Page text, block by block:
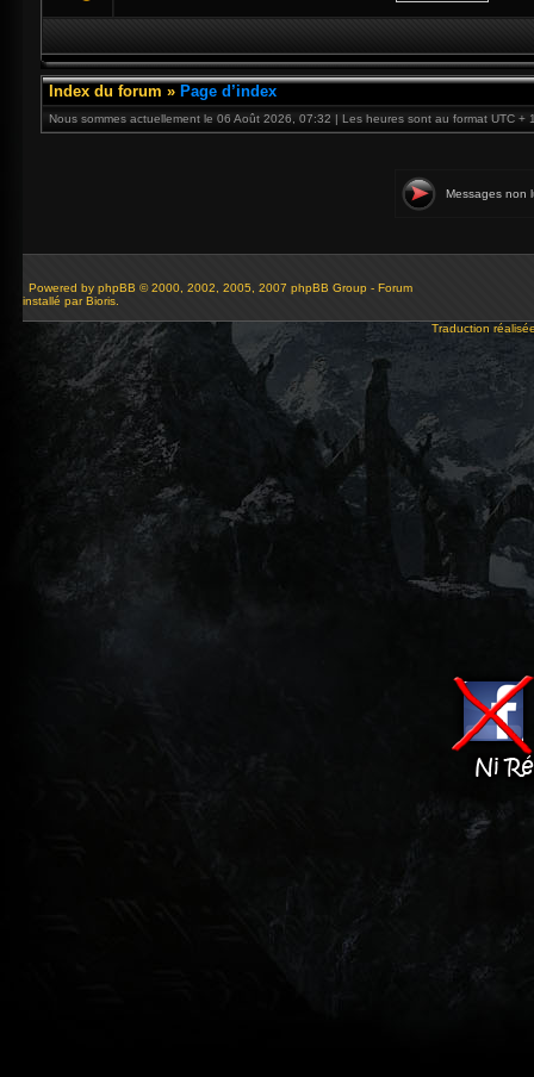
Index du forum » Page d’index
Nous sommes actuellement le 06 Août 2026, 07:32 | Les heures sont au format UTC +
Messages non
Powered by phpBB © 2000, 2002, 2005, 2007 phpBB Group - Forum
installé par Bioris.
Traduction